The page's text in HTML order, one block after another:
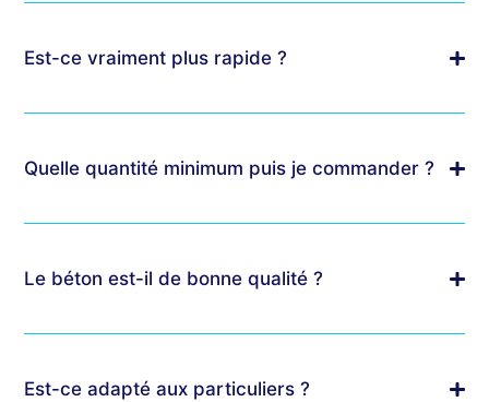
Est-ce vraiment plus rapide ?
Quelle quantité minimum puis je commander ?
Le béton est-il de bonne qualité ?
Est-ce adapté aux particuliers ?